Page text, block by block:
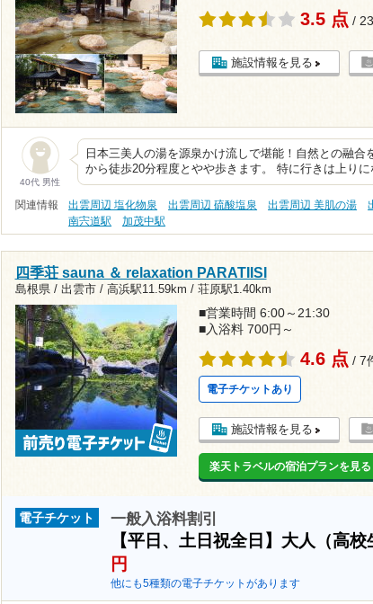
3.5 点 /
施設情報を見る
40代 男性
日本三美人の湯を源泉かけ流しで堪能！自然との融
から徒歩20分程度とやや歩きます。 特に行きは上り
関連情報 出雲周辺 塩化物泉 出雲周辺 硫酸塩泉 出雲周辺 美肌の湯
南宍道駅
加茂中駅
四季荘 sauna ＆ relaxation PARATIISI
島根県 / 出雲市 / 高浜駅11.59km / 荘原駅1.40km
■営業時間 6:00～21:30
■入浴料 700円～
4.6 点 / 7
電子チケットあり
施設情報を見る
楽天トラベルの宿泊プランを見る
電子チケット 一般入浴料割引
【平日、土日祝全日】大人（高
円
他にも5種類の電子チケットがあります